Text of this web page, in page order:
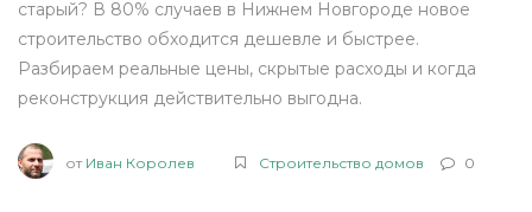
старый? В 80% случаев в Нижнем Новгороде новое
строительство обходится дешевле и быстрее.
Разбираем реальные цены, скрытые расходы и когда
реконструкция действительно выгодна.
от Иван Королев Строительство домов 0